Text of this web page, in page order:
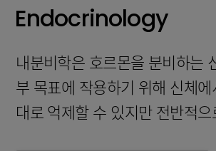
Endocrinology
내분비학은 호르몬을 분비하는
부 목표에 작용하기 위해 신체
대로 억제할 수 있지만 전반적